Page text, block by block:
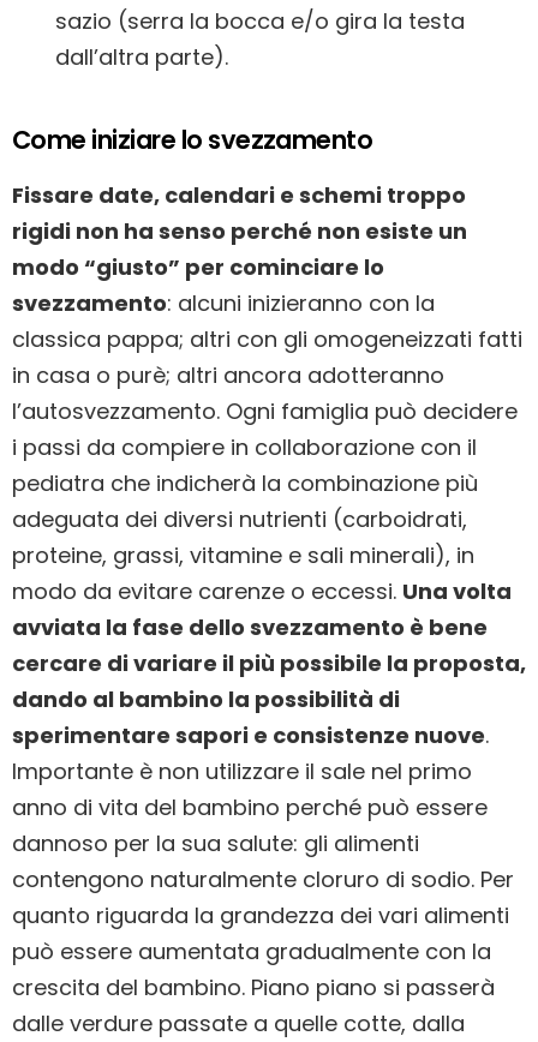
sazio (serra la bocca e/o gira la testa
dall’altra parte).
Come iniziare lo svezzamento
Fissare date, calendari e schemi troppo
rigidi non ha senso perché non esiste un
modo “giusto” per cominciare lo
svezzamento: alcuni inizieranno con la
classica pappa; altri con gli omogeneizzati fatti
in casa o purè; altri ancora adotteranno
l’autosvezzamento. Ogni famiglia può decidere
i passi da compiere in collaborazione con il
pediatra che indicherà la combinazione più
adeguata dei diversi nutrienti (carboidrati,
proteine, grassi, vitamine e sali minerali), in
modo da evitare carenze o eccessi. Una volta
avviata la fase dello svezzamento è bene
cercare di variare il più possibile la proposta,
dando al bambino la possibilità di
sperimentare sapori e consistenze nuove.
Importante è non utilizzare il sale nel primo
anno di vita del bambino perché può essere
dannoso per la sua salute: gli alimenti
contengono naturalmente cloruro di sodio. Per
quanto riguarda la grandezza dei vari alimenti
può essere aumentata gradualmente con la
crescita del bambino. Piano piano si passerà
dalle verdure passate a quelle cotte, dalla